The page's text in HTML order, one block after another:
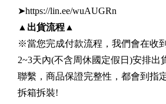
➤https://lin.ee/wuAUGRn
▲ 出貨流程 ▲
※當您完成付款流程，我們會在收
2~3天內(不含周休國定假日)安排出
聯繫，商品保證完整性，都會到指
拆箱拆裝!